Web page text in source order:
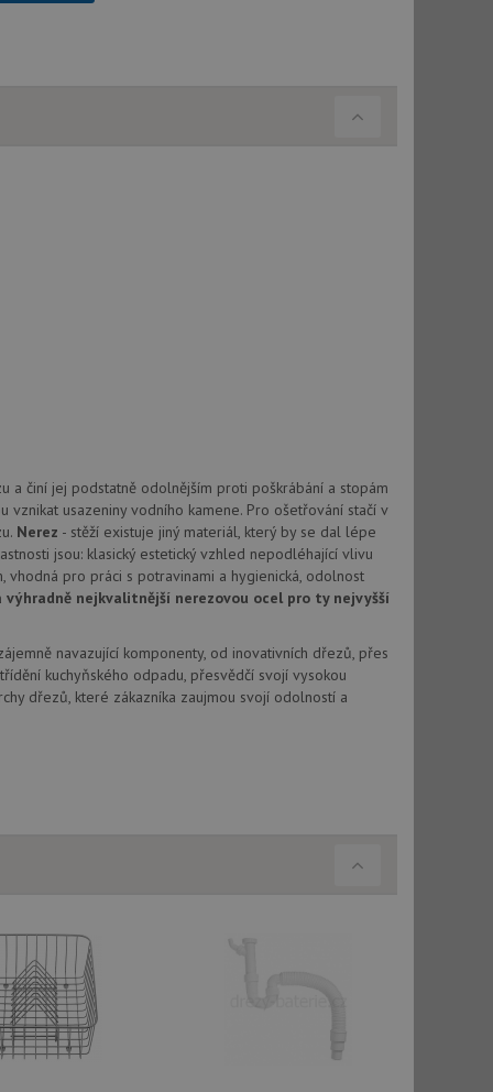
činí jej podstatně odolnějším proti poškrábání a stopám
usazeniny vodního kamene. Pro ošetřování stačí v
Nerez - stěží existuje jiný materiál, který by se dal lépe
jsou: klasický estetický vzhled nepodléhající vlivu
pro práci s potravinami a hygienická, odolnost
výhradně nejkvalitnější nerezovou ocel pro ty nejvyšší
navazující komponenty, od inovativních dřezů, přes
kuchyňského odpadu, přesvědčí svojí vysokou
dřezů, které zákazníka zaujmou svojí odolností a
k
požadavku
a
relace.
ochrany
že jejich
Doubleclick a
používá
ale pokud je
ale pokud je
sledování
koncový uživatel
sledování
vložená do
používá novou